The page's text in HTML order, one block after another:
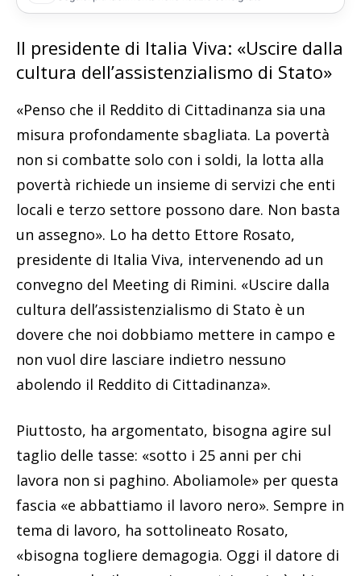
Il presidente di Italia Viva: «Uscire dalla
cultura dell’assistenzialismo di Stato»
«Penso che il Reddito di Cittadinanza sia una
misura profondamente sbagliata. La povertà
non si combatte solo con i soldi, la lotta alla
povertà richiede un insieme di servizi che enti
locali e terzo settore possono dare. Non basta
un assegno». Lo ha detto Ettore Rosato,
presidente di Italia Viva, intervenendo ad un
convegno del Meeting di Rimini. «Uscire dalla
cultura dell’assistenzialismo di Stato è un
dovere che noi dobbiamo mettere in campo e
non vuol dire lasciare indietro nessuno
abolendo il Reddito di Cittadinanza».
Piuttosto, ha argomentato, bisogna agire sul
taglio delle tasse: «sotto i 25 anni per chi
lavora non si paghino. Aboliamole» per questa
fascia «e abbattiamo il lavoro nero». Sempre in
tema di lavoro, ha sottolineato Rosato,
«bisogna togliere demagogia. Oggi il datore di